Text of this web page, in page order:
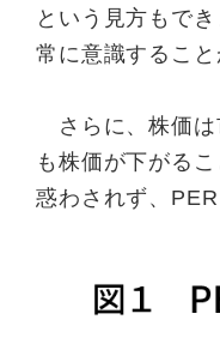
という見方もで
常に意識すること
さらに、株価は
も株価が下がる
惑わされず、